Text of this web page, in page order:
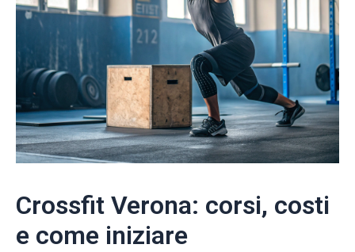
Crossfit Verona: corsi, costi
e come iniziare